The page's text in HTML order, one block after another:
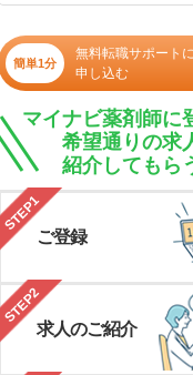
簡単1分
無料転職サポートに
申し込む
マイナビ薬剤師に
希望通りの求
紹介してもら
STEP1
ご登録
STEP2
求人のご紹介